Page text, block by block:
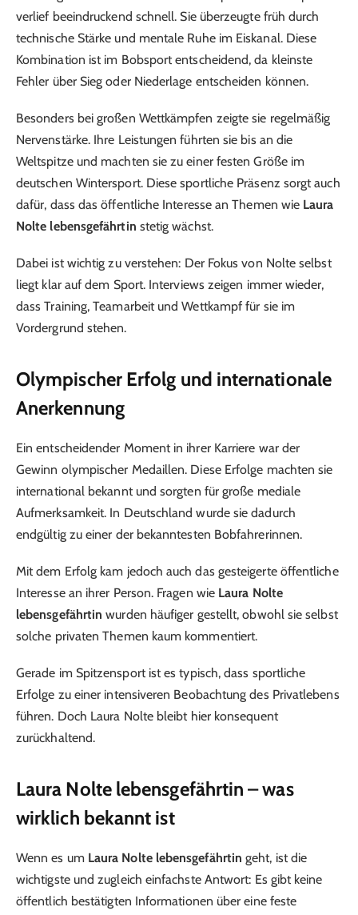
verlief beeindruckend schnell. Sie überzeugte früh durch
technische Stärke und mentale Ruhe im Eiskanal. Diese
Kombination ist im Bobsport entscheidend, da kleinste
Fehler über Sieg oder Niederlage entscheiden können.
Besonders bei großen Wettkämpfen zeigte sie regelmäßig
Nervenstärke. Ihre Leistungen führten sie bis an die
Weltspitze und machten sie zu einer festen Größe im
deutschen Wintersport. Diese sportliche Präsenz sorgt auch
dafür, dass das öffentliche Interesse an Themen wie Laura
Nolte lebensgefährtin stetig wächst.
Dabei ist wichtig zu verstehen: Der Fokus von Nolte selbst
liegt klar auf dem Sport. Interviews zeigen immer wieder,
dass Training, Teamarbeit und Wettkampf für sie im
Vordergrund stehen.
Olympischer Erfolg und internationale
Anerkennung
Ein entscheidender Moment in ihrer Karriere war der
Gewinn olympischer Medaillen. Diese Erfolge machten sie
international bekannt und sorgten für große mediale
Aufmerksamkeit. In Deutschland wurde sie dadurch
endgültig zu einer der bekanntesten Bobfahrerinnen.
Mit dem Erfolg kam jedoch auch das gesteigerte öffentliche
Interesse an ihrer Person. Fragen wie Laura Nolte
lebensgefährtin wurden häufiger gestellt, obwohl sie selbst
solche privaten Themen kaum kommentiert.
Gerade im Spitzensport ist es typisch, dass sportliche
Erfolge zu einer intensiveren Beobachtung des Privatlebens
führen. Doch Laura Nolte bleibt hier konsequent
zurückhaltend.
Laura Nolte lebensgefährtin – was
wirklich bekannt ist
Wenn es um Laura Nolte lebensgefährtin geht, ist die
wichtigste und zugleich einfachste Antwort: Es gibt keine
öffentlich bestätigten Informationen über eine feste